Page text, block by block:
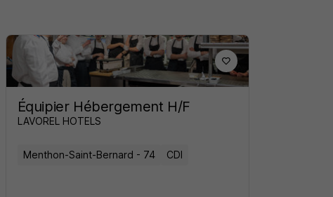
Équipier Hébergement H/F
LAVOREL HOTELS
Menthon-Saint-Bernard - 74 CDI